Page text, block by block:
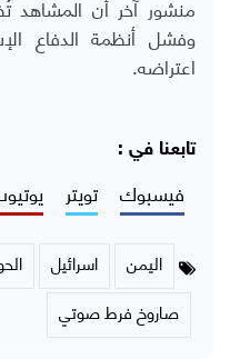
منشور آخر أن
وفشل أنظمة الدفاع
اعتراضه.
تابعنا في :
فيسبوك تويتر
اليمن اسرائيل
صاروخ فرط صوتي